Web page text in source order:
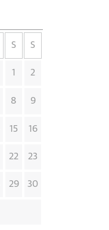
S S
1 2
8 9
15 16
22 23
29 30